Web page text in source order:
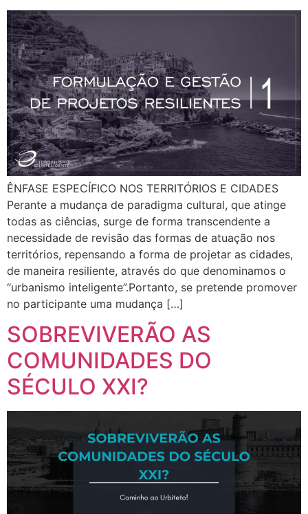
ÊNFASE ESPECÍFICO NOS TERRITÓRIOS E CIDADES
Perante a mudança de paradigma cultural, que atinge
todas as ciências, surge de forma transcendente a
necessidade de revisão das formas de atuação nos
territórios, repensando a forma de projetar as cidades,
de maneira resiliente, através do que denominamos o
“urbanismo inteligente”.Portanto, se pretende promover
no participante uma mudança […]
SOBREVIVERÃO AS
COMUNIDADES DO
SÉCULO XXI?